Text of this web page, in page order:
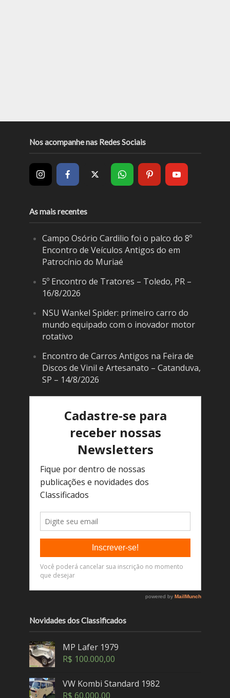
Nos acompanhe nas Redes Sociais
As mais recentes
Campo Osório Cardilio foi o palco do 8º
Encontro de Veículos Antigos do em
Patrocínio do Muriaé
5º Encontro de Tratores – Toledo, PR –
16/8/2026
NSU Wankel Spider: primeiro carro do
mundo equipado com o inovador motor
rotativo
Encontro de Carros Antigos na Feira de
Discos de Vinil e Artesanato – Catanduva,
SP – 14/8/2026
Novidades dos Classificados
MP Lafer 1979
R$ 100.000,00
VW Kombi Standard 1982
R$ 60.000,00